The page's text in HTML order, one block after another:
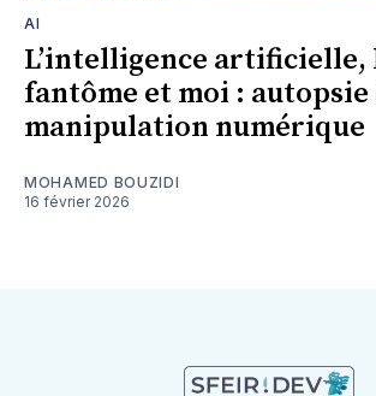
AI
L’intelligence artificielle,
fantôme et moi : autopsie
manipulation numérique
MOHAMED BOUZIDI
16 février 2026